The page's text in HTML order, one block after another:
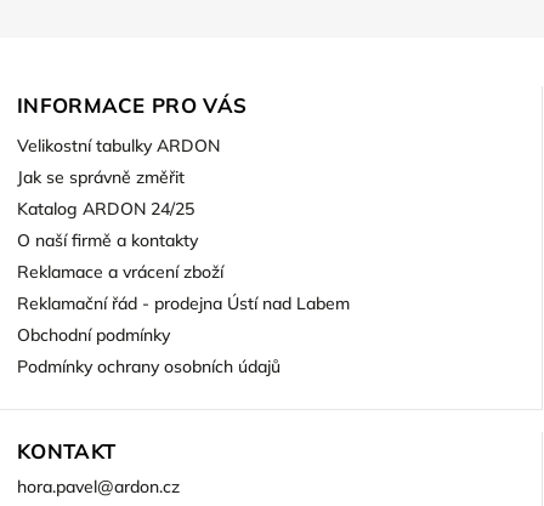
INFORMACE PRO VÁS
Velikostní tabulky ARDON
Jak se správně změřit
Katalog ARDON 24/25
O naší firmě a kontakty
Reklamace a vrácení zboží
Reklamační řád - prodejna Ústí nad Labem
Obchodní podmínky
Podmínky ochrany osobních údajů
KONTAKT
hora.pavel@ardon.cz